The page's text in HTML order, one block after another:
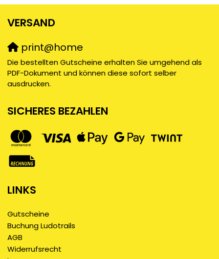
VERSAND
print@home
Die bestellten Gutscheine erhalten Sie umgehend als
PDF-Dokument und können diese sofort selber
ausdrucken.
SICHERES BEZAHLEN
LINKS
Gutscheine
Buchung Ludotrails
AGB
Widerrufsrecht